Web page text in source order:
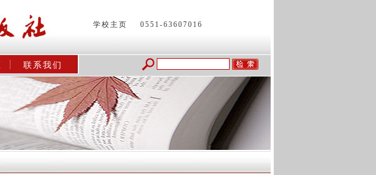
学校主页 0551-63607016
联系我们